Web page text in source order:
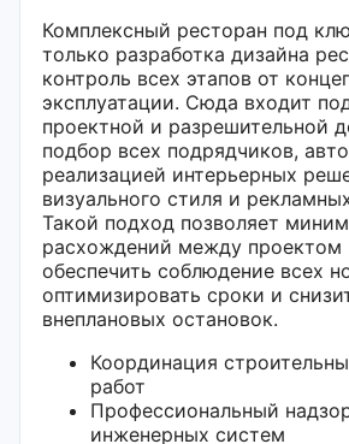
Комплексный ресторан под
только разработка дизайна
контроль всех этапов от
эксплуатации. Сюда входит
проектной и разрешительной
подбор всех подрядчиков,
реализацией интерьерных
визуального стиля и
Такой подход позволяет
расхождений между проектом
обеспечить соблюдение всех
оптимизировать сроки и
внеплановых остановок.
Координация
работ
Профессиональный
инженерных систем